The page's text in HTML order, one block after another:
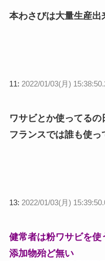
本わさびは大量生産
11: 2022/01/03(月)
ワサビとか使ってるの
フランスでは誰も使っ
13: 2022/01/03(月)
健常者は粉ワサビを使
添加物殆ど無い